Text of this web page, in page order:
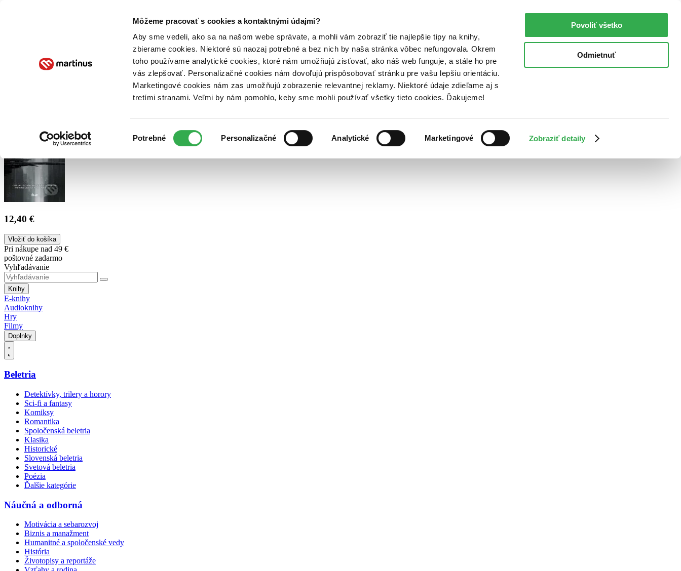
Môžeme pracovať s cookies a kontaktnými údajmi?
Aby sme vedeli, ako sa na našom webe správate, a mohli vám zobraziť tie najlepšie tipy na knihy,
zbierame cookies. Niektoré sú naozaj potrebné a bez nich by naša stránka vôbec nefungovala. Okrem
toho používame analytické cookies, ktoré nám umožňujú zisťovať, ako náš web funguje, a stále ho pre
vás zlepšovať. Personalizačné cookies nám dovoľujú prispôsobovať stránku pre vašu lepšiu orientáciu.
Marketingové cookies nám zas umožňujú zobrazenie relevantnej reklamy. Niektoré údaje zdieľame aj s
tretími stranami. Veľmi by nám pomohlo, keby sme mohli používať všetky tieto cookies. Ďakujeme!
súhlasu
Potrebné Personalizačné Analytické Marketingové Zobraziť detaily
Povoliť všetko
Odmietnuť
Poukážky Kontakt
12,40 €
Vložiť do košíka
Pri nákupe nad 49 €
poštovné zadarmo
Vyhľadávanie
Knihy
E-knihy
Audioknihy
Hry
Filmy
Doplnky
Beletria
Detektívky, trilery a horory
Sci-fi a fantasy
Komiksy
Romantika
Spoločenská beletria
Klasika
Historické
Slovenská beletria
Svetová beletria
Poézia
Ďalšie kategórie
Náučná a odborná
Motivácia a sebarozvoj
Biznis a manažment
Humanitné a spoločenské vedy
História
Životopisy a reportáže